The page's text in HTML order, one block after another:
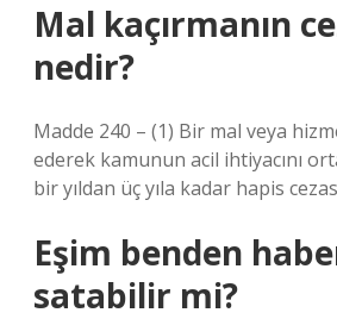
Mal kaçırmanın
nedir?
Madde 240 – (1) Bir mal veya
ederek kamunun acil ihtiyacını
bir yıldan üç yıla kadar hapis
Eşim benden
satabilir mi?